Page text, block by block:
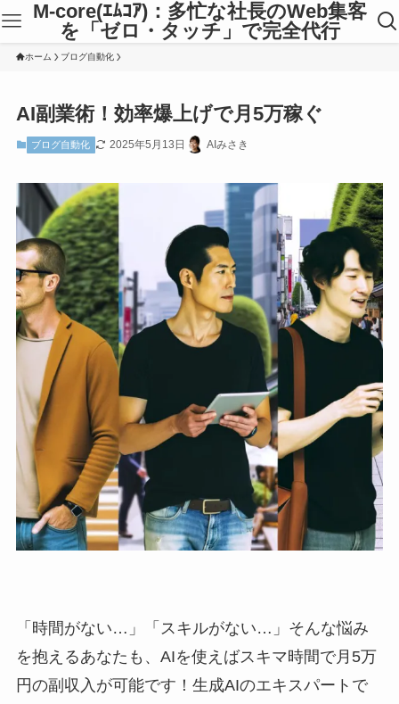
M-core(ｴﾑｺｱ)：多忙な社長のWeb集客
を「ゼロ・タッチ」で完全代行
ホーム ブログ自動化
AI副業術！効率爆上げで月5万稼ぐ
ブログ自動化 2025年5月13日 AIみさき
「時間がない…」「スキルがない…」そんな悩み
を抱えるあなたも、AIを使えばスキマ時間で月5万
円の副収入が可能です！生成AIのエキスパートで